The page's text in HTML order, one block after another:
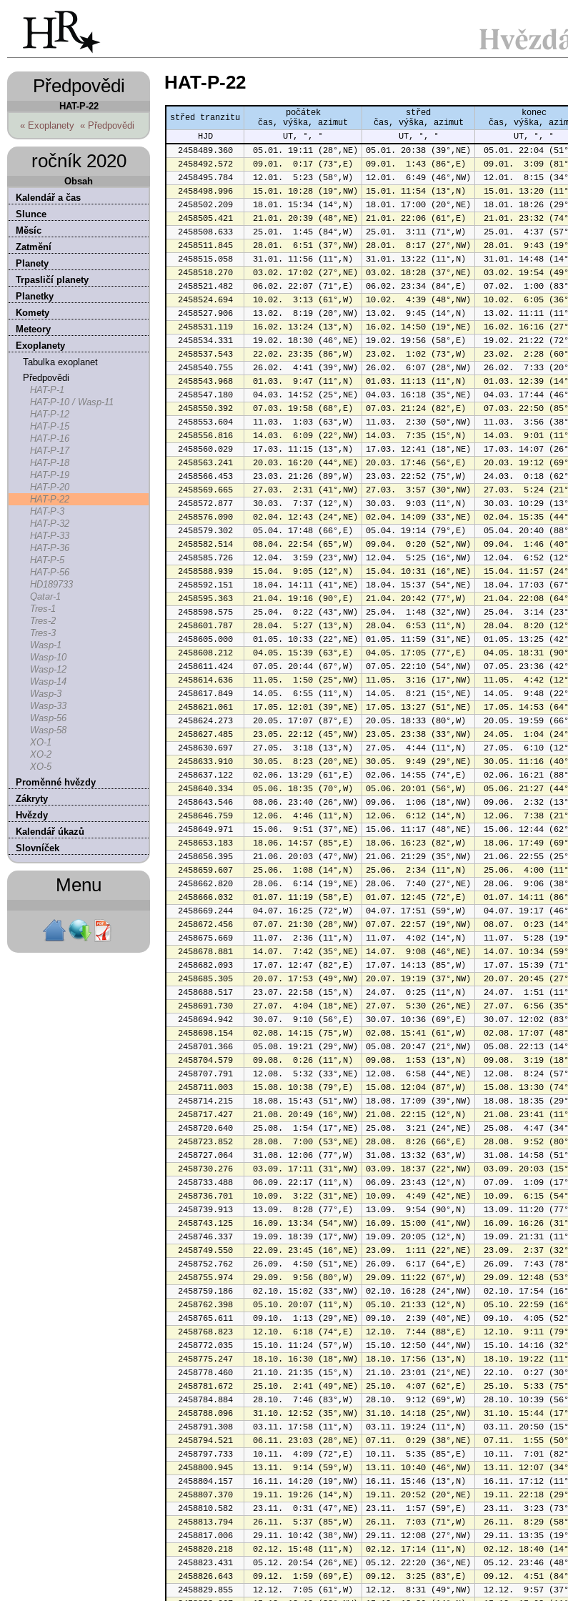
Předpovědi
HAT-P-22
« Exoplanety « Předpovědi
ročník 2020
Obsah
Kalendář a čas
Slunce
Měsíc
Zatmění
Planety
Trpasličí planety
Planetky
Komety
Meteory
Exoplanety
Tabulka exoplanet
Předpovědi
HAT-P-1
HAT-P-10 / Wasp-11
HAT-P-12
HAT-P-15
HAT-P-16
HAT-P-17
HAT-P-18
HAT-P-19
HAT-P-20
HAT-P-22
HAT-P-3
HAT-P-32
HAT-P-33
HAT-P-36
HAT-P-5
HAT-P-56
HD189733
Qatar-1
Tres-1
Tres-2
Tres-3
Wasp-1
Wasp-10
Wasp-12
Wasp-14
Wasp-3
Wasp-33
Wasp-56
Wasp-58
XO-1
XO-2
XO-5
Proměnné hvězdy
Zákryty
Hvězdy
Kalendář úkazů
Slovníček
Menu
HAT-P-22
střed tranzitu
počátek
čas, výška, azimut
střed
čas, výška, azimut
konec
čas, výška,
HJD
UT, °, ° UT, °, °
UT, °, °
2458489.360
05.01. 19:11 (28°,NE) 05.01. 20:38 (39°,NE)
05.01. 22:04
2458492.572
09.01.  0:17 (73°,E) 09.01.  1:43 (86°,E)
09.01.  3:09
2458495.784
12.01.  5:23 (58°,W) 12.01.  6:49 (46°,NW)
12.01.  8:15
2458498.996
15.01. 10:28 (19°,NW) 15.01. 11:54 (13°,N)
15.01. 13:20
2458502.209
18.01. 15:34 (14°,N) 18.01. 17:00 (20°,NE)
18.01. 18:26
2458505.421
21.01. 20:39 (48°,NE) 21.01. 22:06 (61°,E)
21.01. 23:32
2458508.633
25.01.  1:45 (84°,W) 25.01.  3:11 (71°,W)
25.01.  4:37
2458511.845
28.01.  6:51 (37°,NW) 28.01.  8:17 (27°,NW)
28.01.  9:43
2458515.058
31.01. 11:56 (11°,N) 31.01. 13:22 (11°,N)
31.01. 14:48
2458518.270
03.02. 17:02 (27°,NE) 03.02. 18:28 (37°,NE)
03.02. 19:54
2458521.482
06.02. 22:07 (71°,E) 06.02. 23:34 (84°,E)
07.02.  1:00
2458524.694
10.02.  3:13 (61°,W) 10.02.  4:39 (48°,NW)
10.02.  6:05
2458527.906
13.02.  8:19 (20°,NW) 13.02.  9:45 (14°,N)
13.02. 11:11
2458531.119
16.02. 13:24 (13°,N) 16.02. 14:50 (19°,NE)
16.02. 16:16
2458534.331
19.02. 18:30 (46°,NE) 19.02. 19:56 (58°,E)
19.02. 21:22
2458537.543
22.02. 23:35 (86°,W) 23.02.  1:02 (73°,W)
23.02.  2:28
2458540.755
26.02.  4:41 (39°,NW) 26.02.  6:07 (28°,NW)
26.02.  7:33
2458543.968
01.03.  9:47 (11°,N) 01.03. 11:13 (11°,N)
01.03. 12:39
2458547.180
04.03. 14:52 (25°,NE) 04.03. 16:18 (35°,NE)
04.03. 17:44
2458550.392
07.03. 19:58 (68°,E) 07.03. 21:24 (82°,E)
07.03. 22:50
2458553.604
11.03.  1:03 (63°,W) 11.03.  2:30 (50°,NW)
11.03.  3:56
2458556.816
14.03.  6:09 (22°,NW) 14.03.  7:35 (15°,N)
14.03.  9:01
2458560.029
17.03. 11:15 (13°,N) 17.03. 12:41 (18°,NE)
17.03. 14:07
2458563.241
20.03. 16:20 (44°,NE) 20.03. 17:46 (56°,E)
20.03. 19:12
2458566.453
23.03. 21:26 (89°,W) 23.03. 22:52 (75°,W)
24.03.  0:18
2458569.665
27.03.  2:31 (41°,NW) 27.03.  3:57 (30°,NW)
27.03.  5:24
2458572.877
30.03.  7:37 (12°,N) 30.03.  9:03 (11°,N)
30.03. 10:29
2458576.090
02.04. 12:43 (24°,NE) 02.04. 14:09 (33°,NE)
02.04. 15:35
2458579.302
05.04. 17:48 (66°,E) 05.04. 19:14 (79°,E)
05.04. 20:40
2458582.514
08.04. 22:54 (65°,W) 09.04.  0:20 (52°,NW)
09.04.  1:46
2458585.726
12.04.  3:59 (23°,NW) 12.04.  5:25 (16°,NW)
12.04.  6:52
2458588.939
15.04.  9:05 (12°,N) 15.04. 10:31 (16°,NE)
15.04. 11:57
2458592.151
18.04. 14:11 (41°,NE) 18.04. 15:37 (54°,NE)
18.04. 17:03
2458595.363
21.04. 19:16 (90°,E) 21.04. 20:42 (77°,W)
21.04. 22:08
2458598.575
25.04.  0:22 (43°,NW) 25.04.  1:48 (32°,NW)
25.04.  3:14
2458601.787
28.04.  5:27 (13°,N) 28.04.  6:53 (11°,N)
28.04.  8:20
2458605.000
01.05. 10:33 (22°,NE) 01.05. 11:59 (31°,NE)
01.05. 13:25
2458608.212
04.05. 15:39 (63°,E) 04.05. 17:05 (77°,E)
04.05. 18:31
2458611.424
07.05. 20:44 (67°,W) 07.05. 22:10 (54°,NW)
07.05. 23:36
2458614.636
11.05.  1:50 (25°,NW) 11.05.  3:16 (17°,NW)
11.05.  4:42
2458617.849
14.05.  6:55 (11°,N) 14.05.  8:21 (15°,NE)
14.05.  9:48
2458621.061
17.05. 12:01 (39°,NE) 17.05. 13:27 (51°,NE)
17.05. 14:53
2458624.273
20.05. 17:07 (87°,E) 20.05. 18:33 (80°,W)
20.05. 19:59
2458627.485
23.05. 22:12 (45°,NW) 23.05. 23:38 (33°,NW)
24.05.  1:04
2458630.697
27.05.  3:18 (13°,N) 27.05.  4:44 (11°,N)
27.05.  6:10
2458633.910
30.05.  8:23 (20°,NE) 30.05.  9:49 (29°,NE)
30.05. 11:16
2458637.122
02.06. 13:29 (61°,E) 02.06. 14:55 (74°,E)
02.06. 16:21
2458640.334
05.06. 18:35 (70°,W) 05.06. 20:01 (56°,W)
05.06. 21:27
2458643.546
08.06. 23:40 (26°,NW) 09.06.  1:06 (18°,NW)
09.06.  2:32
2458646.759
12.06.  4:46 (11°,N) 12.06.  6:12 (14°,N)
12.06.  7:38
2458649.971
15.06.  9:51 (37°,NE) 15.06. 11:17 (48°,NE)
15.06. 12:44
2458653.183
18.06. 14:57 (85°,E) 18.06. 16:23 (82°,W)
18.06. 17:49
2458656.395
21.06. 20:03 (47°,NW) 21.06. 21:29 (35°,NW)
21.06. 22:55
2458659.607
25.06.  1:08 (14°,N) 25.06.  2:34 (11°,N)
25.06.  4:00
2458662.820
28.06.  6:14 (19°,NE) 28.06.  7:40 (27°,NE)
28.06.  9:06
2458666.032
01.07. 11:19 (58°,E) 01.07. 12:45 (72°,E)
01.07. 14:11
2458669.244
04.07. 16:25 (72°,W) 04.07. 17:51 (59°,W)
04.07. 19:17
2458672.456
07.07. 21:30 (28°,NW) 07.07. 22:57 (19°,NW)
08.07.  0:23
2458675.669
11.07.  2:36 (11°,N) 11.07.  4:02 (14°,N)
11.07.  5:28
2458678.881
14.07.  7:42 (35°,NE) 14.07.  9:08 (46°,NE)
14.07. 10:34
2458682.093
17.07. 12:47 (82°,E) 17.07. 14:13 (85°,W)
17.07. 15:39
2458685.305
20.07. 17:53 (49°,NW) 20.07. 19:19 (37°,NW)
20.07. 20:45
2458688.517
23.07. 22:58 (15°,N) 24.07.  0:25 (11°,N)
24.07.  1:51
2458691.730
27.07.  4:04 (18°,NE) 27.07.  5:30 (26°,NE)
27.07.  6:56
2458694.942
30.07.  9:10 (56°,E) 30.07. 10:36 (69°,E)
30.07. 12:02
2458698.154
02.08. 14:15 (75°,W) 02.08. 15:41 (61°,W)
02.08. 17:07
2458701.366
05.08. 19:21 (29°,NW) 05.08. 20:47 (21°,NW)
05.08. 22:13
2458704.579
09.08.  0:26 (11°,N) 09.08.  1:53 (13°,N)
09.08.  3:19
2458707.791
12.08.  5:32 (33°,NE) 12.08.  6:58 (44°,NE)
12.08.  8:24
2458711.003
15.08. 10:38 (79°,E) 15.08. 12:04 (87°,W)
15.08. 13:30
2458714.215
18.08. 15:43 (51°,NW) 18.08. 17:09 (39°,NW)
18.08. 18:35
2458717.427
21.08. 20:49 (16°,NW) 21.08. 22:15 (12°,N)
21.08. 23:41
2458720.640
25.08.  1:54 (17°,NE) 25.08.  3:21 (24°,NE)
25.08.  4:47
2458723.852
28.08.  7:00 (53°,NE) 28.08.  8:26 (66°,E)
28.08.  9:52
2458727.064
31.08. 12:06 (77°,W) 31.08. 13:32 (63°,W)
31.08. 14:58
2458730.276
03.09. 17:11 (31°,NW) 03.09. 18:37 (22°,NW)
03.09. 20:03
2458733.488
06.09. 22:17 (11°,N) 06.09. 23:43 (12°,N)
07.09.  1:09
2458736.701
10.09.  3:22 (31°,NE) 10.09.  4:49 (42°,NE)
10.09.  6:15
2458739.913
13.09.  8:28 (77°,E) 13.09.  9:54 (90°,N)
13.09. 11:20
2458743.125
16.09. 13:34 (54°,NW) 16.09. 15:00 (41°,NW)
16.09. 16:26
2458746.337
19.09. 18:39 (17°,NW) 19.09. 20:05 (12°,N)
19.09. 21:31
2458749.550
22.09. 23:45 (16°,NE) 23.09.  1:11 (22°,NE)
23.09.  2:37
2458752.762
26.09.  4:50 (51°,NE) 26.09.  6:17 (64°,E)
26.09.  7:43
2458755.974
29.09.  9:56 (80°,W) 29.09. 11:22 (67°,W)
29.09. 12:48
2458759.186
02.10. 15:02 (33°,NW) 02.10. 16:28 (24°,NW)
02.10. 17:54
2458762.398
05.10. 20:07 (11°,N) 05.10. 21:33 (12°,N)
05.10. 22:59
2458765.611
09.10.  1:13 (29°,NE) 09.10.  2:39 (40°,NE)
09.10.  4:05
2458768.823
12.10.  6:18 (74°,E) 12.10.  7:44 (88°,E)
12.10.  9:11
2458772.035
15.10. 11:24 (57°,W) 15.10. 12:50 (44°,NW)
15.10. 14:16
2458775.247
18.10. 16:30 (18°,NW) 18.10. 17:56 (13°,N)
18.10. 19:22
2458778.460
21.10. 21:35 (15°,N) 21.10. 23:01 (21°,NE)
22.10.  0:27
2458781.672
25.10.  2:41 (49°,NE) 25.10.  4:07 (62°,E)
25.10.  5:33
2458784.884
28.10.  7:46 (83°,W) 28.10.  9:12 (69°,W)
28.10. 10:39
2458788.096
31.10. 12:52 (35°,NW) 31.10. 14:18 (25°,NW)
31.10. 15:44
2458791.308
03.11. 17:58 (11°,N) 03.11. 19:24 (11°,N)
03.11. 20:50
2458794.521
06.11. 23:03 (28°,NE) 07.11.  0:29 (38°,NE)
07.11.  1:55
2458797.733
10.11.  4:09 (72°,E) 10.11.  5:35 (85°,E)
10.11.  7:01
2458800.945
13.11.  9:14 (59°,W) 13.11. 10:40 (46°,NW)
13.11. 12:07
2458804.157
16.11. 14:20 (19°,NW) 16.11. 15:46 (13°,N)
16.11. 17:12
2458807.370
19.11. 19:26 (14°,N) 19.11. 20:52 (20°,NE)
19.11. 22:18
2458810.582
23.11.  0:31 (47°,NE) 23.11.  1:57 (59°,E)
23.11.  3:23
2458813.794
26.11.  5:37 (85°,W) 26.11.  7:03 (71°,W)
26.11.  8:29
2458817.006
29.11. 10:42 (38°,NW) 29.11. 12:08 (27°,NW)
29.11. 13:35
2458820.218
02.12. 15:48 (11°,N) 02.12. 17:14 (11°,N)
02.12. 18:40
2458823.431
05.12. 20:54 (26°,NE) 05.12. 22:20 (36°,NE)
05.12. 23:46
2458826.643
09.12.  1:59 (69°,E) 09.12.  3:25 (83°,E)
09.12.  4:51
2458829.855
12.12.  7:05 (61°,W) 12.12.  8:31 (49°,NW)
12.12.  9:57